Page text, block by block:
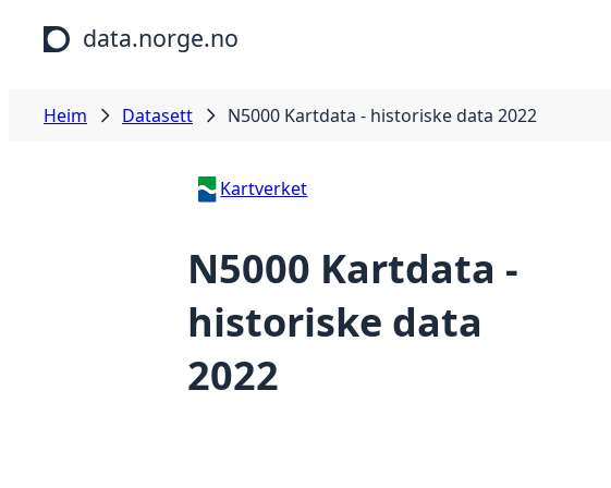
Hopp til hovudinnhald
data.norge.no
Heim Datasett N5000 Kartdata - historiske data 2022
Kartverket
N5000 Kartdata -
historiske data
2022